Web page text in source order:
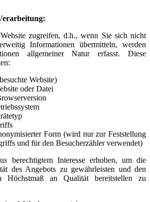
zugreifen, d.h., wenn Sie sich nicht
Informationen übermitteln, werden
allgemeiner Natur erfasst. Diese
Website)
oder Datei
Form (wird nur zur Feststellung
und für den Besucherzähler verwendet)
berechtigtem Interesse erhoben, um die
des Angebots zu gewährleisten und den
Höchstmaß an Qualität bereitstellen zu